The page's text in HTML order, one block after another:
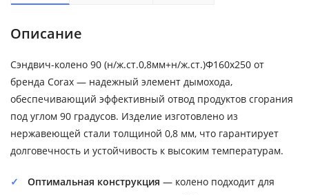
Описание
Сэндвич-колено 90 (н/ж.ст.0,8мм+н/ж.ст.)Ф160х250 от
бренда Corax — надежный элемент дымохода,
обеспечивающий эффективный отвод продуктов сгорания
под углом 90 градусов. Изделие изготовлено из
нержавеющей стали толщиной 0,8 мм, что гарантирует
долговечность и устойчивость к высоким температурам.
Оптимальная конструкция — колено подходит для